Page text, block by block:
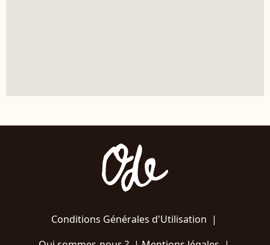
Conditions Générales d'Utilisation |